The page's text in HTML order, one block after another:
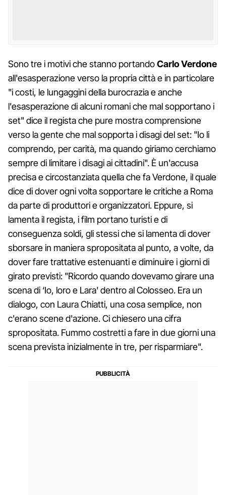
Sono tre i motivi che stanno portandoCarlo Verdone
all'esasperazione verso la propria città e in particolare
"i costi, le lungaggini della burocrazia e anche
l'esasperazione di alcuni romani che mal sopportano i
set" dice il regista che pure mostra comprensione
verso la gente che mal sopporta i disagi del set: "Io li
comprendo, per carità, ma quando giriamo cerchiamo
sempre di limitare i disagi ai cittadini". È un'accusa
precisa e circostanziata quella che fa Verdone, il quale
dice di dover ogni volta sopportare le critiche a Roma
da parte di produttori e organizzatori. Eppure, si
lamenta il regista, i film portano turisti e di
conseguenza soldi, gli stessi che si lamenta di dover
sborsare in maniera spropositata al punto, a volte, da
dover fare trattative estenuanti e diminuire i giorni di
girato previsti: "Ricordo quando dovevamo girare una
scena di ‘Io, loro e Lara' dentro al Colosseo. Era un
dialogo, con Laura Chiatti, una cosa semplice, non
c'erano scene d'azione. Ci chiesero una cifra
spropositata. Fummo costretti a fare in due giorni una
scena prevista inizialmente in tre, per risparmiare".